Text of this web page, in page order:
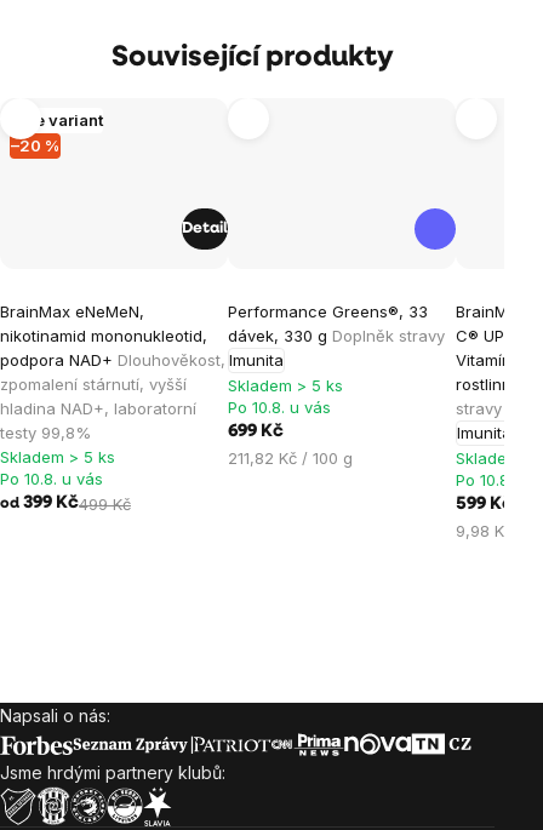
Související produkty
–20 %
Více variant
BrainMax eNeMeN,
nikotinamid mononukleotid,
podpora NAD+ Dlouhověkost,
zpomalení stárnutí, vyšší
hladina NAD+, laboratorní
testy 99,8%
hodnocení
produktu
je
4,8
z
5
hvězdiček.
Skladem > 5 ks
Po 10.8. u vás
od 399 Kč499 Kč
Detail
Performance Greens®, 33
dávek, 330 g Doplněk stravy
Imunita
hodnocení
produktu
je
4,4
z
5
Skladem > 5 ks
Po 10.8. u vás
699 Kč
Měrná
211,82 Kč / 100 g
BrainMax
C®
Vitamín C,
stravy
Imunita
produktu
je
5,0
z
5
Skladem >
Po 10.8. u
599 Kč
Měrná
9,98 Kč / 1
Zápatí
Napsali o nás:
Jsme hrdými partnery klubů: